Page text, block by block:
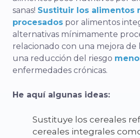
sanas! Sustituir los alimentos
procesados por alimentos
alternativas mínimamente
relacionado con una mejora de
una reducción del riesgo
enfermedades crónicas.
He aquí algunas ideas:
Sustituye los cereales
cereales integrales